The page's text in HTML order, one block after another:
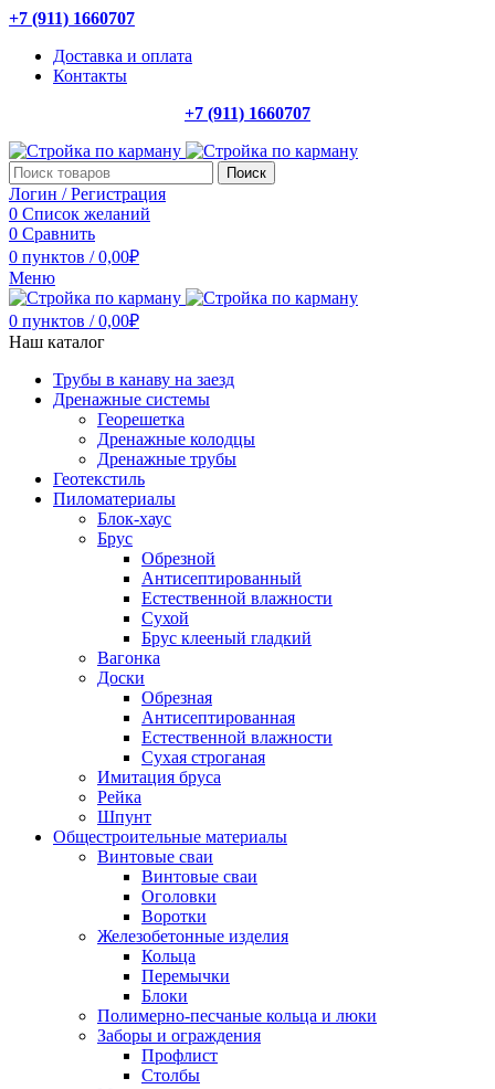
+7 (911) 1660707
Доставка и оплата
Контакты
+7 (911) 1660707
Поиск
Логин / Регистрация
0 Список желаний
0 Сравнить
0 пунктов / 0,00₽
Меню
0 пунктов / 0,00₽
Наш каталог
Трубы в канаву на заезд
Дренажные системы
Георешетка
Дренажные колодцы
Дренажные трубы
Геотекстиль
Пиломатериалы
Блок-хаус
Брус
Обрезной
Антисептированный
Естественной влажности
Сухой
Брус клееный гладкий
Вагонка
Доски
Обрезная
Антисептированная
Естественной влажности
Сухая строганая
Имитация бруса
Рейка
Шпунт
Общестроительные материалы
Винтовые сваи
Винтовые сваи
Оголовки
Воротки
Железобетонные изделия
Кольца
Перемычки
Блоки
Полимерно-песчаные кольца и люки
Заборы и ограждения
Профлист
Столбы